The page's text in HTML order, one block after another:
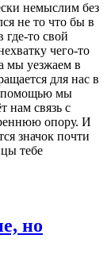
немыслим без
не то что бы в
где-то свой
чего-то
мы уезжаем в
для нас в
помощью мы
нам связь с
опору. И
значок почти
тебе
но